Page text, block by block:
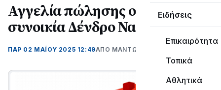
Ειδήσεις
Επικαιρότητα
Τοπικά
Αθλητικά
Αγγελία πώλησης οικοπέδου -
συνοικία Δένδρο Ναυπάκτου
ΠΑΡ 02 ΜΑΪΟΥ 2025 12:49ΑΠΌ ΜΑΝΤΩ ΚΑΠΕΝΤΖΩΝΗ